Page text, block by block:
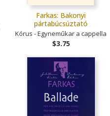
Farkas: Bakonyi
pártabúcsúztató
Kórus - Egyneműkar a cappella
$3.75